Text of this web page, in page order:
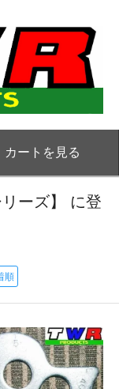
カートを見る
ーズ】 に登
順